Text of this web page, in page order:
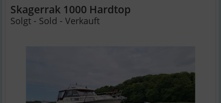
Skagerrak 1000 Hardtop
Solgt - Sold - Verkauft